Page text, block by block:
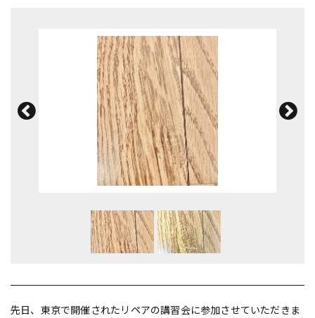
先日、東京で開催されたリペアの講習会に参加させていただきま